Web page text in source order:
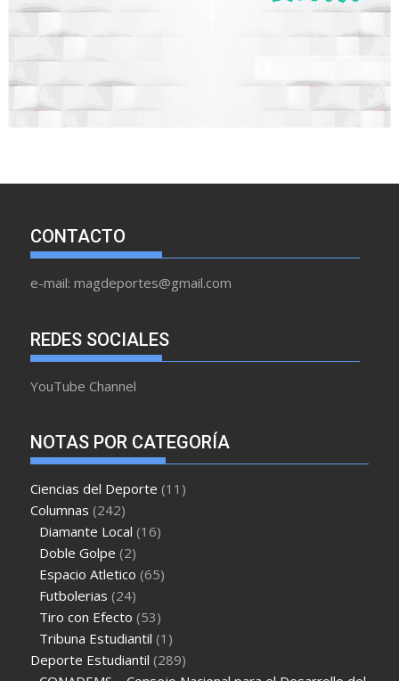
CONTACTO
e-mail: magdeportes@gmail.com
REDES SOCIALES
YouTube Channel
NOTAS POR CATEGORÍA
Ciencias del Deporte (11)
Columnas (242)
Diamante Local (16)
Doble Golpe (2)
Espacio Atletico (65)
Futbolerias (24)
Tiro con Efecto (53)
Tribuna Estudiantil (1)
Deporte Estudiantil (289)